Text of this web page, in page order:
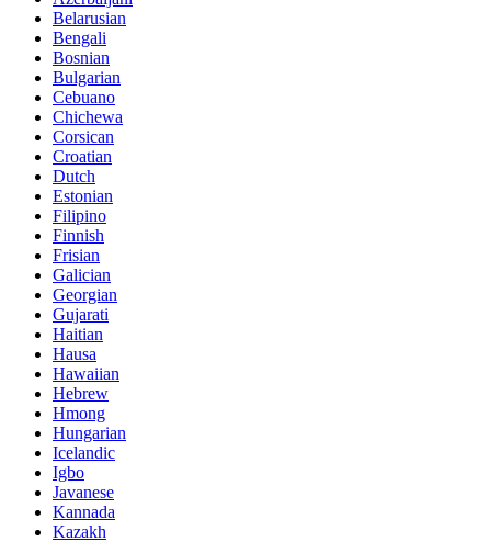
Belarusian
Bengali
Bosnian
Bulgarian
Cebuano
Chichewa
Corsican
Croatian
Dutch
Estonian
Filipino
Finnish
Frisian
Galician
Georgian
Gujarati
Haitian
Hausa
Hawaiian
Hebrew
Hmong
Hungarian
Icelandic
Igbo
Javanese
Kannada
Kazakh